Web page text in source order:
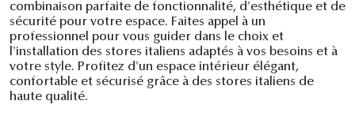
combinaison parfaite de fonctionnalité, d'esthétique et de
sécurité pour votre espace. Faites appel à un
professionnel pour vous guider dans le choix et
l'installation des stores italiens adaptés à vos besoins et à
votre style. Profitez d'un espace intérieur élégant,
confortable et sécurisé grâce à des stores italiens de
haute qualité.